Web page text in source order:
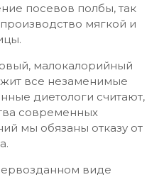
посевов полбы, так
мягкой и
малокалорийный
все незаменимые
диетологи считают,
современных
мы обязаны отказу от
виде